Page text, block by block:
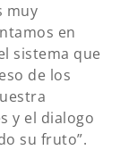
muy
en
sistema que
de los
y el dialogo
su fruto”.